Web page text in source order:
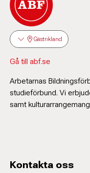
Gästrikland
Gå till abf.se
Arbetarnas
studieförbund. Vi
samt
Kontakta oss